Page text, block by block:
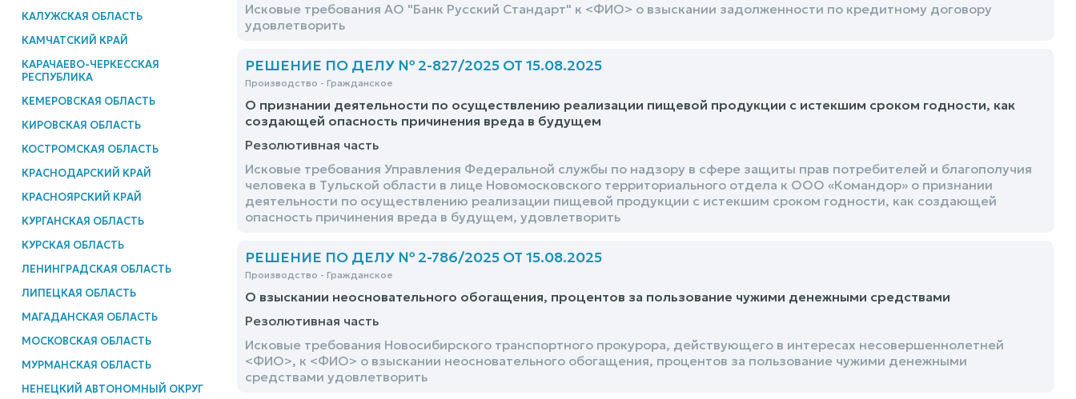
КАЛУЖСКАЯ ОБЛАСТЬ
КАМЧАТСКИЙ КРАЙ
КАРАЧАЕВО-ЧЕРКЕССКАЯ
РЕСПУБЛИКА
КЕМЕРОВСКАЯ ОБЛАСТЬ
КИРОВСКАЯ ОБЛАСТЬ
КОСТРОМСКАЯ ОБЛАСТЬ
КРАСНОДАРСКИЙ КРАЙ
КРАСНОЯРСКИЙ КРАЙ
КУРГАНСКАЯ ОБЛАСТЬ
КУРСКАЯ ОБЛАСТЬ
ЛЕНИНГРАДСКАЯ ОБЛАСТЬ
ЛИПЕЦКАЯ ОБЛАСТЬ
МАГАДАНСКАЯ ОБЛАСТЬ
МОСКОВСКАЯ ОБЛАСТЬ
МУРМАНСКАЯ ОБЛАСТЬ
НЕНЕЦКИЙ АВТОНОМНЫЙ ОКРУГ
Исковые требования АО "Банк Русский Стандарт" к <ФИО> о взыскании задолженности по кредитному договору
удовлетворить
РЕШЕНИЕ ПО ДЕЛУ № 2-827/2025 ОТ 15.08.2025
Производство - Гражданское
О признании деятельности по осуществлению реализации пищевой продукции с истекшим сроком годности, как
создающей опасность причинения вреда в будущем
Резолютивная часть
Исковые требования Управления Федеральной службы по надзору в сфере защиты прав потребителей и благополучия
человека в Тульской области в лице Новомосковского территориального отдела к ООО «Командор» о признании
деятельности по осуществлению реализации пищевой продукции с истекшим сроком годности, как создающей
опасность причинения вреда в будущем, удовлетворить
РЕШЕНИЕ ПО ДЕЛУ № 2-786/2025 ОТ 15.08.2025
Производство - Гражданское
О взыскании неосновательного обогащения, процентов за пользование чужими денежными средствами
Резолютивная часть
Исковые требования Новосибирского транспортного прокурора, действующего в интересах несовершеннолетней
<ФИО>, к <ФИО> о взыскании неосновательного обогащения, процентов за пользование чужими денежными
средствами удовлетворить